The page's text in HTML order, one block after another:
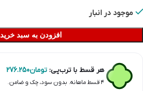
موجود در انبار
افزودن به سبد خرید
هر قسط با ترب‌پی: تومان276.250
۴ قسط ماهانه. بدون سود، چک و ضامن.